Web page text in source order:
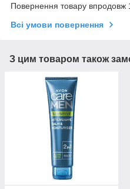
Повернення товару впродовж
Всі умови повернення
З цим товаром також